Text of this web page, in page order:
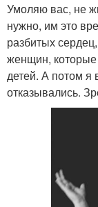
Умоляю вас, не
нужно, им это
разбитых
женщин, которые
детей. А потом я
отказывались.